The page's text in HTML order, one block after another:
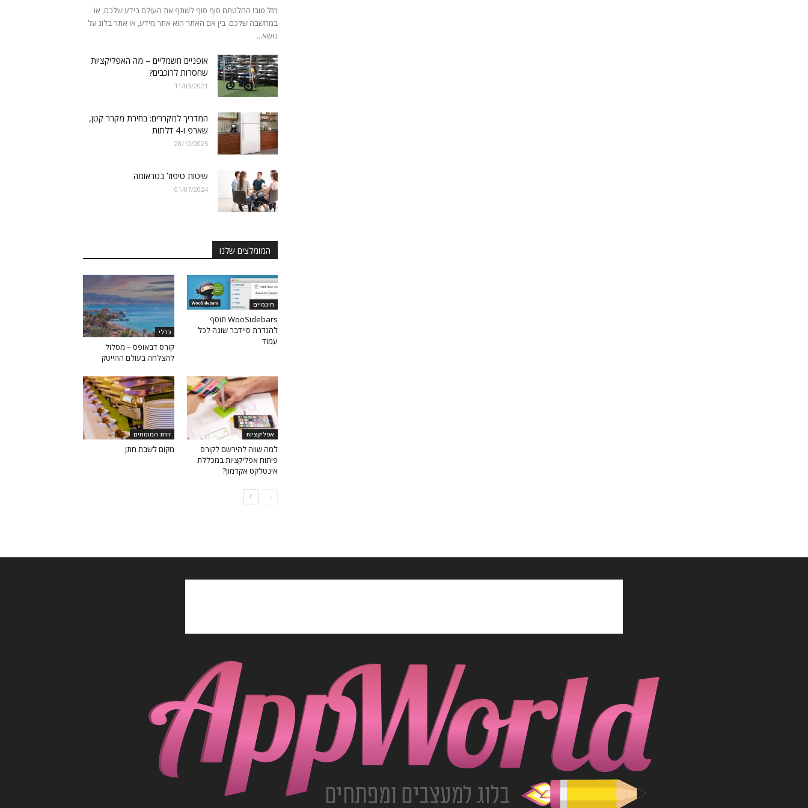
מזל טוב! החלטתם סוף סוף לשתף את העולם בידע שלכם, או
במחשבה שלכם. בין אם האתר הוא אתר מידע, או אתר בלוג על
נושא...
אופניים חשמליים – מה האפליקציות
שחסרות לרוכבים?
11/03/2021
המדריך למקררים: בחירת מקרר קטן,
שארפ ו-4 דלתות
28/10/2025
שיטות טיפול בטראומה
01/07/2024
המומלצים שלנו
חינמיים
WooSidebars תוסף
להגדרת סיידבר שונה לכל
עמוד
כללי
קורס דבאופס – מסלול
להצלחה בעולם ההייטק
אפליקציות
למה שווה להירשם לקורס
פיתוח אפליקציות במכללת
אינטלקט אקדמון?
זירת המומחים
מקום לשבת חתן